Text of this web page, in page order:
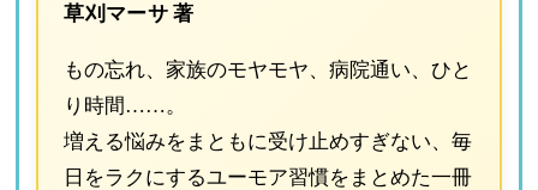
草刈マーサ 著
もの忘れ、家族のモヤモヤ、病院通い、ひと
り時間……。
増える悩みをまともに受け止めすぎない、毎
日をラクにするユーモア習慣をまとめた一冊